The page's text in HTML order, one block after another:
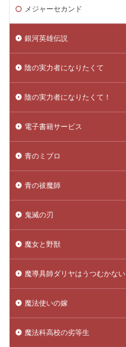
メジャーセカンド
銀河英雄伝説
陰の実力者になりたくて
陰の実力者になりたくて！
電子書籍サービス
青のミブロ
青の祓魔師
鬼滅の刃
魔女と野獣
魔導具師ダリヤはうつむかない
魔法使いの嫁
魔法科高校の劣等生